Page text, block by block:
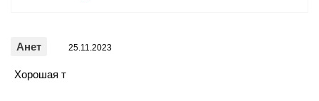
Анет 25.11.2023
Хорошая т